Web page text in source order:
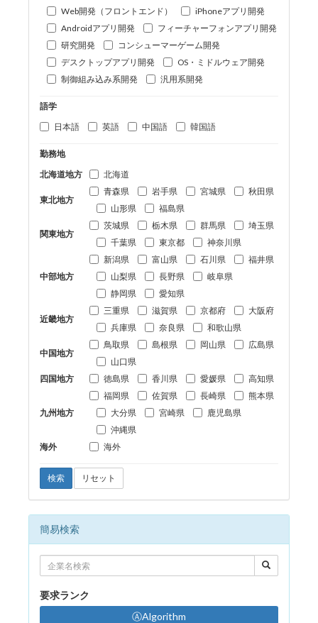
Web開発（フロントエンド）
iPhoneアプリ開発
Androidアプリ開発
フィーチャーフォンアプリ開発
研究開発
コンシューマーゲーム開発
デスクトップアプリ開発
OS・ミドルウェア開発
制御組み込み系開発
汎用系開発
語学
日本語
英語 中国語 韓国語
勤務地
北海道地方
北海道
東北地方
青森県 岩手県 宮城県
秋田県
山形県
福島県
関東地方
茨城県 栃木県 群馬県
埼玉県
千葉県
東京都 神奈川県
中部地方
新潟県 富山県 石川県
福井県
山梨県
長野県
岐阜県
静岡県
愛知県
近畿地方
三重県 滋賀県 京都府
大阪府
兵庫県
奈良県 和歌山県
中国地方
鳥取県 島根県 岡山県
広島県
山口県
四国地方
徳島県 香川県 愛媛県 高知県
九州地方
福岡県 佐賀県 長崎県
熊本県
大分県
宮崎県
鹿児島県
沖縄県
海外
海外
検索 リセット
簡易検索
要求ランク
ⒶAlgorithm